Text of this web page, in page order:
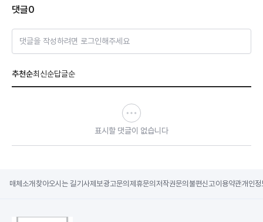
댓글0
댓글을 작성하려면 로그인해주세요
추천순최신순답글순
표시할 댓글이 없습니다
매체소개 찾아오시는 길기사제보광고문의 제휴문의 저작권문의 불편신고이용약관개인정